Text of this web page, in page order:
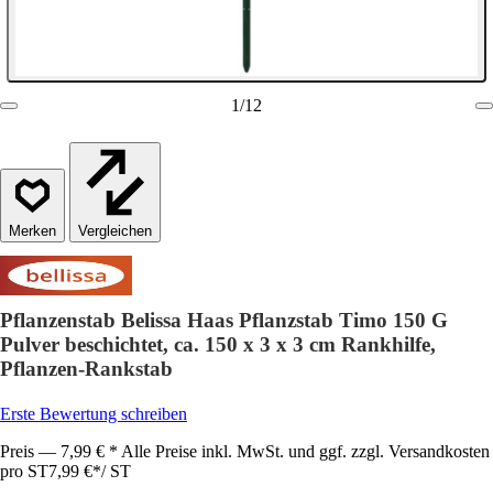
1/12
Vergleichen
Pflanzenstab Belissa Haas Pflanzstab Timo 150 G
Pulver beschichtet, ca. 150 x 3 x 3 cm Rankhilfe,
Pflanzen-Rankstab
Erste Bewertung schreiben
Preis — 7,99 € * Alle Preise inkl. MwSt. und ggf. zzgl. Versandkosten
pro ST7,99 €*/ ST